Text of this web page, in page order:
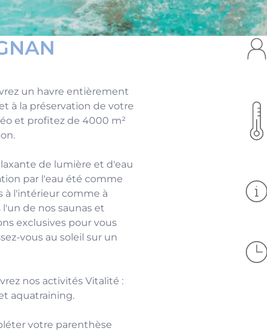
un havre entièrement
à la préservation de votre
et profitez de 4000 m²
de lumière et d'eau
par l'eau été comme
à l'intérieur comme à
de nos saunas et
exclusives pour vous
vous au soleil sur un
nos activités Vitalité :
aquatraining.
votre parenthèse